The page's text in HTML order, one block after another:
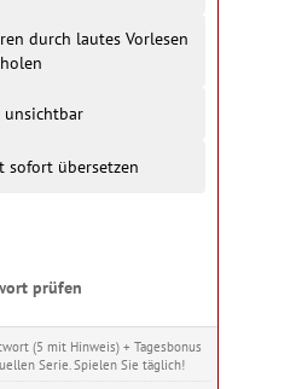
durch lautes Vorlesen
unsichtbar
sofort übersetzen
prüfen
(5 mit Hinweis) + Tagesbonus
Serie. Spielen Sie täglich!